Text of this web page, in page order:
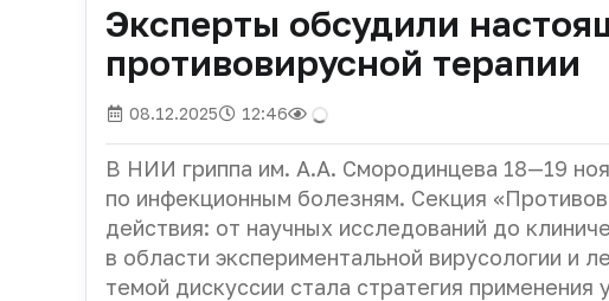
Эксперты обсудили
противовирусной терапии
08.12.2025 12:46
В НИИ гриппа им. А.А. Смородинцева 18—19
по инфекционным болезням. Секция
действия: от научных исследований до
в области экспериментальной вирусологии и
темой дискуссии стала стратегия